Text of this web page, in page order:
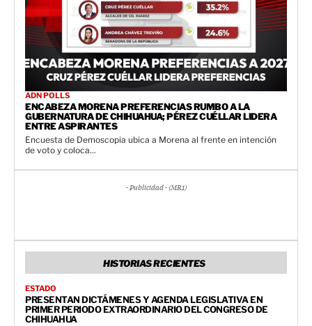
ADN POLLS
ENCABEZA MORENA PREFERENCIAS RUMBO A LA
GUBERNATURA DE CHIHUAHUA; PÉREZ CUÉLLAR LIDERA
ENTRE ASPIRANTES
Encuesta de Demoscopia ubica a Morena al frente en intención
de voto y coloca...
- Publicidad - (MR1)
HISTORIAS RECIENTES
ESTADO
PRESENTAN DICTÁMENES Y AGENDA LEGISLATIVA EN
PRIMER PERIODO EXTRAORDINARIO DEL CONGRESO DE
CHIHUAHUA